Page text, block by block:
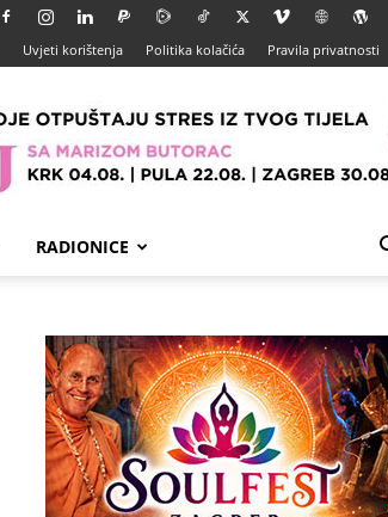
Uvjeti korištenja Politika kolačića Pravila privatnosti
RADIONICE